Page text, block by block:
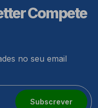
Compete
no seu email
Subscrever